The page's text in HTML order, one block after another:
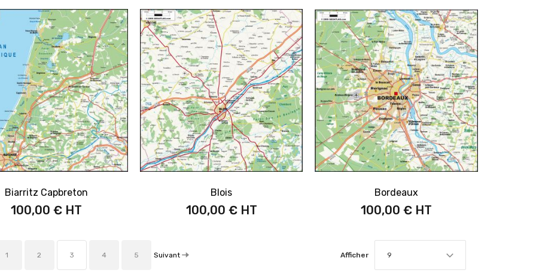
Biarritz Capbreton
100,00 €
Blois
100,00 €
Bordeaux
100,00 €
Afficher 9
1 2 3 4 5 Suivant